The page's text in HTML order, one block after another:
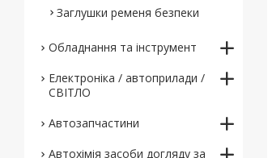
Заглушки ременя безпеки
Обладнання та інструмент
Електроніка / автоприлади /
СВІТЛО
Автозапчастини
Автохімія засоби догляду за